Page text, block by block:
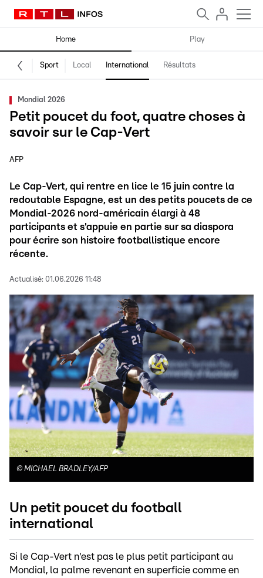
Home Play
Sport Local International Résultats
Mondial 2026
Petit poucet du foot, quatre choses à
savoir sur le Cap-Vert
AFP
Le Cap-Vert, qui rentre en lice le 15 juin contre la
redoutable Espagne, est un des petits poucets de ce
Mondial-2026 nord-américain élargi à 48
participants et s'appuie en partie sur sa diaspora
pour écrire son histoire footballistique encore
récente.
Actualisé: 01.06.2026 11:48
© MICHAEL BRADLEY/AFP
Un petit poucet du football
international
Si le Cap-Vert n'est pas le plus petit participant au
Mondial, la palme revenant en superficie comme en